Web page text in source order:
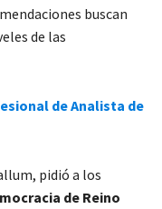
buscan
de las
de Analista de
pidió a los
de Reino